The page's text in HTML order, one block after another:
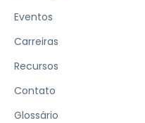
Eventos
Carreiras
Recursos
Contato
Glossário